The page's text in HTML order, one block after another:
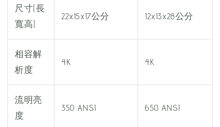
尺寸(長
寬高)
22x15x17公分 12x13x28公分
相容解
析度
4K 4K
流明亮
度
350 ANSI 650 ANSI